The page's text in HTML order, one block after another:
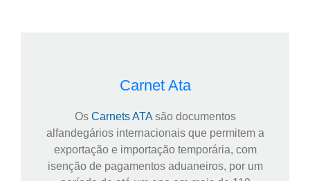
Carnet Ata
Os Carnets ATAsão documentos
alfandegários internacionais que permitem a
exportação e importação temporária, com
isenção de pagamentos aduaneiros, por um